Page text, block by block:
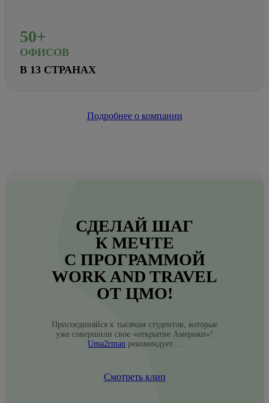
50+
ОФИСОВ
В 13 СТРАНАХ
Подробнее о компании
СДЕЛАЙ ШАГ
К МЕЧТЕ
С ПРОГРАММОЙ
WORK AND TRAVEL
ОТ ЦМО!
Присоединяйся к тысячам студентов, которые
уже совершили свое «открытие Америки»!
Uma2rman рекомендует…
Смотреть клип